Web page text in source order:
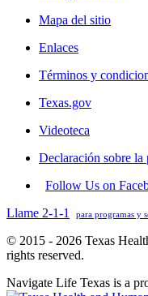
Mapa del sitio
Enlaces
Términos y
Texas.gov
Videoteca
Declaración sobre
Follow Us on
Llame 2-1-1
para programas y
© 2015 - 2026 Texas
rights reserved.
Navigate Life Texas is a